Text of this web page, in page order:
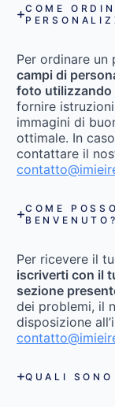
COME
Per ordinare
campi di
foto utilizzando
fornire
immagini di
ottimale. In
contattare il
COME
BENVENUTO?
Per ricevere il
iscriverti con il
sezione
dei problemi, il
disposizione
QUALI